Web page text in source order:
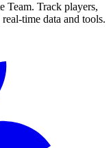
Team. Track players,
time data and tools.